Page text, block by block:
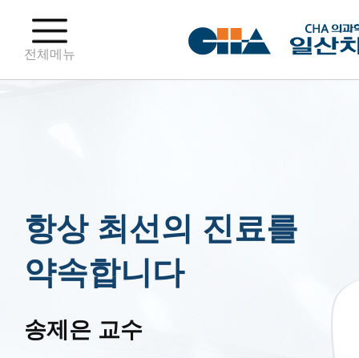
전체메뉴
항상 최선의 진료를
약속합니다
송제은 교수